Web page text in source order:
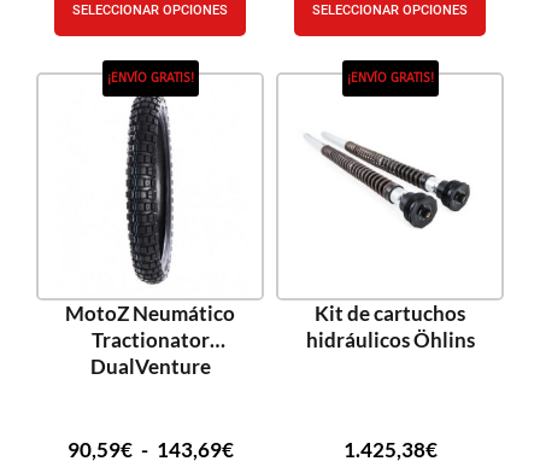
SELECCIONAR OPCIONES SELECCIONAR OPCIONES
¡ENVÍO GRATIS!
MotoZ Neumático
Tractionator
DualVenture
90,59€ - 143,69€
¡ENVÍO GRATIS!
Kit de cartuchos
hidráulicos Öhlins
1.425,38€